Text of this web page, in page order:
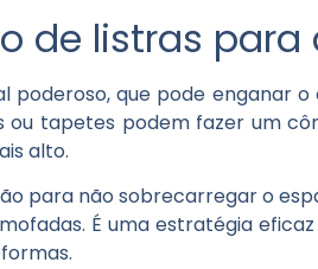
de listras
poderoso, que pode
ou tapetes podem fazer um
alto.
para não sobrecarregar o
É uma estratégia